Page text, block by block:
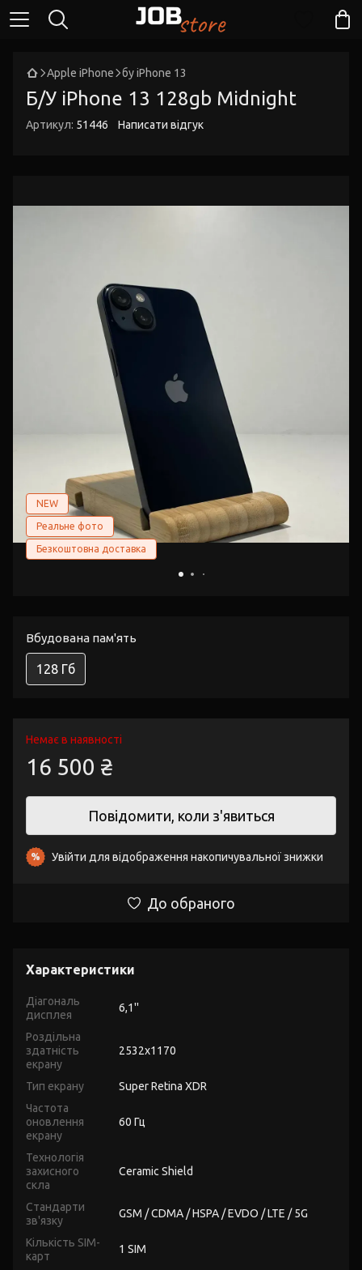
Apple iPhone бу iPhone 13
Б/У iPhone 13 128gb Midnight
Артикул: 51446 Написати відгук
NEW
Реальне фото
Безкоштовна доставка
Вбудована пам'ять
128 Гб
Немає в наявності
16 500 ₴
Повідомити, коли з'явиться
% Увійти для відображення накопичувальної знижки
До обраного
Характеристики
Діагональ
дисплея
6,1''
Роздільна
здатність
екрану
2532x1170
Тип екрану
Super Retina XDR
Частота
оновлення
екрану
60 Гц
Технологія
захисного
скла
Ceramic Shield
Стандарти
зв'язку
GSM / CDMA / HSPA / EVDO / LTE / 5G
Кількість SIM-
карт
1 SIM